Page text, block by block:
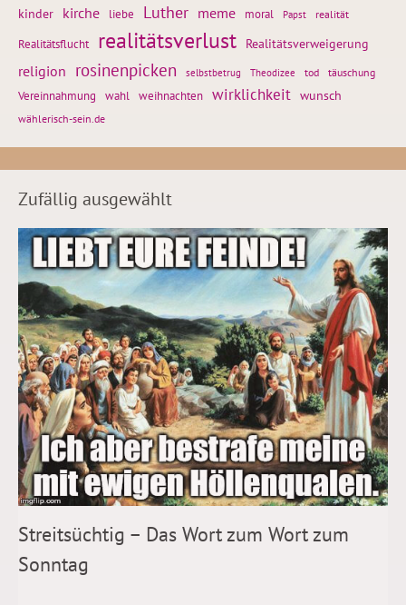
kinder kirche liebe Luther meme moral Papst realität
Realitätsflucht realitätsverlust Realitätsverweigerung
religion rosinenpicken selbstbetrug Theodizee tod täuschung
Vereinnahmung wahl weihnachten wirklichkeit wunsch
wählerisch-sein.de
Zufällig ausgewählt
Streitsüchtig – Das Wort zum Wort zum
Sonntag